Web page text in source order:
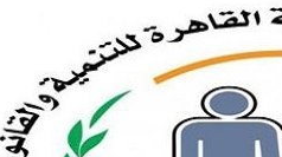
المحاكمة العادلة